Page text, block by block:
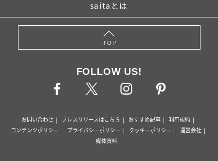
saitaとは
TOP
FOLLOW US!
お問い合わせ プレスリリースはこちら おすすめ記事
利用規約
コンテンツポリシー
プライバシーポリシー クッキーポリシー
運営会社
媒体資料